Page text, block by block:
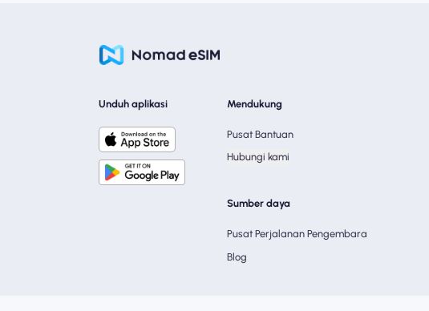
Unduh aplikasi Mendukung
Pusat Bantuan
Hubungi kami
Sumber daya
Pusat Perjalanan Pengembara
Blog